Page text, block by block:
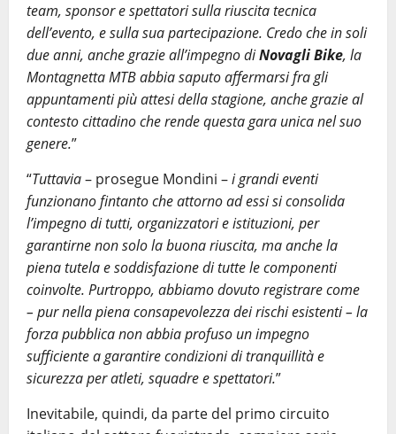
team, sponsor e spettatori sulla riuscita tecnica
dell’evento, e sulla sua partecipazione. Credo che in soli
due anni, anche grazie all’impegno diNovagli Bike, la
Montagnetta MTB abbia saputo affermarsi fra gli
appuntamenti più attesi della stagione, anche grazie al
contesto cittadino che rende questa gara unica nel suo
genere.”
“Tuttavia– prosegue Mondini –i grandi eventi
funzionano fintanto che attorno ad essi si consolida
l’impegno di tutti, organizzatori e istituzioni, per
garantirne non solo la buona riuscita, ma anche la
piena tutela e soddisfazione di tutte le componenti
coinvolte. Purtroppo, abbiamo dovuto registrare come
– pur nella piena consapevolezza dei rischi esistenti – la
forza pubblica non abbia profuso un impegno
sufficiente a garantire condizioni di tranquillità e
sicurezza per atleti, squadre e spettatori.”
Inevitabile, quindi, da parte del primo circuito